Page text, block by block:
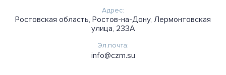
Адрес:
Ростовская область, Ростов-на-Дону, Лермонтовская
улица, 233А
Эл.почта:
info@czm.su